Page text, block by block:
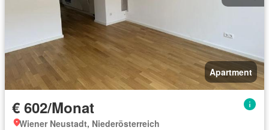
Apartment
€ 602/Monat
Wiener Neustadt, Niederösterreich